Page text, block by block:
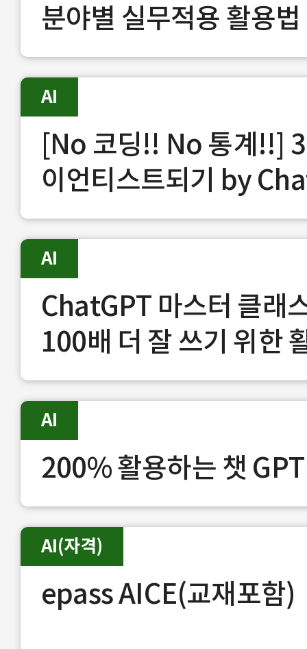
분야별 실무적용 활용법
[No 코딩!! No 통계!!]
이언티스트되기 by
AI
ChatGPT 마스터 클래
100배 더 잘 쓰기 위한
AI
200% 활용하는 챗
AI
epass AICE(교재포함)
AI(자격)